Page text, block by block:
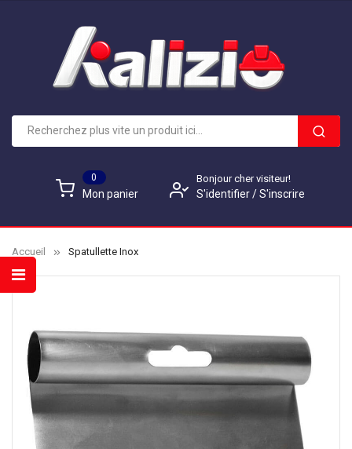
0
Mon panier
Bonjour cher visiteur!
S'identifier/ S'inscrire
Accueil Spatullette Inox